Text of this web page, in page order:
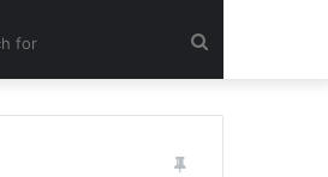
for